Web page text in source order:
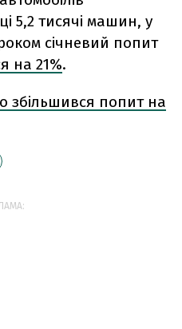
5,2 тисячі машин, у
січневий попит
на 21%.
збільшився попит на